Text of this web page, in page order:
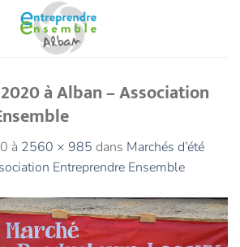
à Alban – Association
à 2560 × 985 dans Marchés d’été
Entreprendre Ensemble